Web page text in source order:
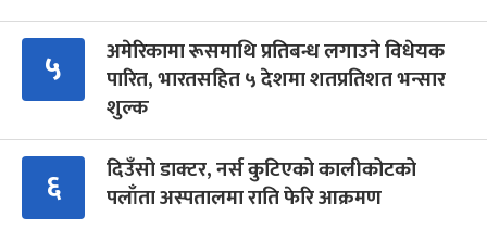
५
अमेरिकामा रूसमाथि प्रतिबन्ध लगाउने विधेयक
पारित, भारतसहित ५ देशमा शतप्रतिशत भन्सार
शुल्क
६
दिउँसो डाक्टर, नर्स कुटिएको कालीकोटको
पलाँता अस्पतालमा राति फेरि आक्रमण